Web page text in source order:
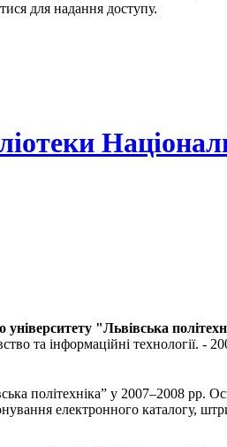
для надання доступу.
університету "Львівська
та інформаційні технології. -
політехніка” у 2007–2008 рр.
електронного каталогу,